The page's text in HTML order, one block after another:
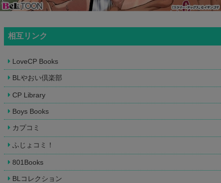
相互リンク
LoveCP Books
BLやおい倶楽部
CP Library
Boys Books
カプコミ
ふじょコミ！
801Books
BLコレクション